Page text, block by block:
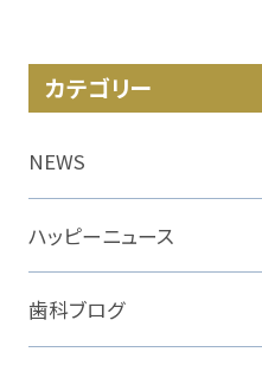
カテゴリー
NEWS
ハッピーニュース
歯科ブログ